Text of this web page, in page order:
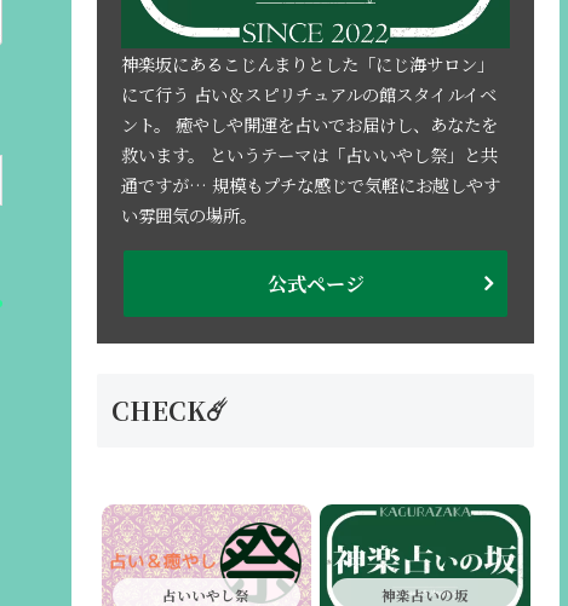
神楽坂にあるこじんまりとした「にじ海サロン」
にて行う 占い＆スピリチュアルの館スタイルイベ
ント。 癒やしや開運を占いでお届けし、あなたを
救います。 というテーマは「占いいやし祭」と共
通ですが… 規模もプチな感じで気軽にお越しやす
い雰囲気の場所。
公式ページ
CHECK☄️
占いいやし祭 神楽占いの坂